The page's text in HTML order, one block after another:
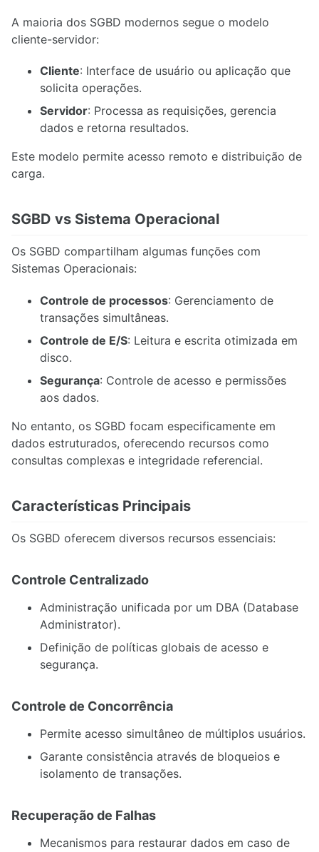
A maioria dos SGBD modernos segue o modelo
cliente-servidor:
Cliente: Interface de usuário ou aplicação que
solicita operações.
Servidor: Processa as requisições, gerencia
dados e retorna resultados.
Este modelo permite acesso remoto e distribuição de
carga.
SGBD vs Sistema Operacional
Os SGBD compartilham algumas funções com
Sistemas Operacionais:
Controle de processos: Gerenciamento de
transações simultâneas.
Controle de E/S: Leitura e escrita otimizada em
disco.
Segurança: Controle de acesso e permissões
aos dados.
No entanto, os SGBD focam especificamente em
dados estruturados, oferecendo recursos como
consultas complexas e integridade referencial.
Características Principais
Os SGBD oferecem diversos recursos essenciais:
Controle Centralizado
Administração unificada por um DBA (Database
Administrator).
Definição de políticas globais de acesso e
segurança.
Controle de Concorrência
Permite acesso simultâneo de múltiplos usuários.
Garante consistência através de bloqueios e
isolamento de transações.
Recuperação de Falhas
Mecanismos para restaurar dados em caso de